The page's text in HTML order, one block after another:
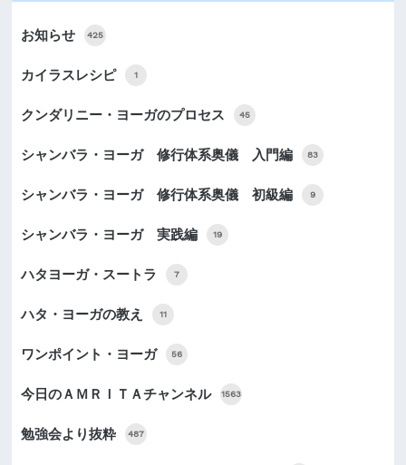
お知らせ 425
カイラスレシピ 1
クンダリニー・ヨーガのプロセス 45
シャンバラ・ヨーガ 修行体系奥儀 入門編 83
シャンバラ・ヨーガ 修行体系奥儀 初級編 9
シャンバラ・ヨーガ 実践編 19
ハタヨーガ・スートラ 7
ハタ・ヨーガの教え 11
ワンポイント・ヨーガ 56
今日のＡＭＲＩＴＡチャンネル 1563
勉強会より抜粋 487